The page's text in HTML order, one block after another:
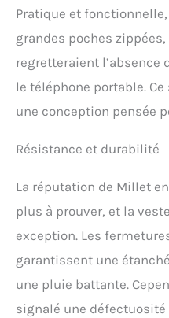
Pratique et
grandes poches
regretteraient l’absence
le téléphone portable.
une conception pensée
Résistance et durabilité
La réputation de Millet
plus à prouver, et la
exception. Les
garantissent une
une pluie battante.
signalé une